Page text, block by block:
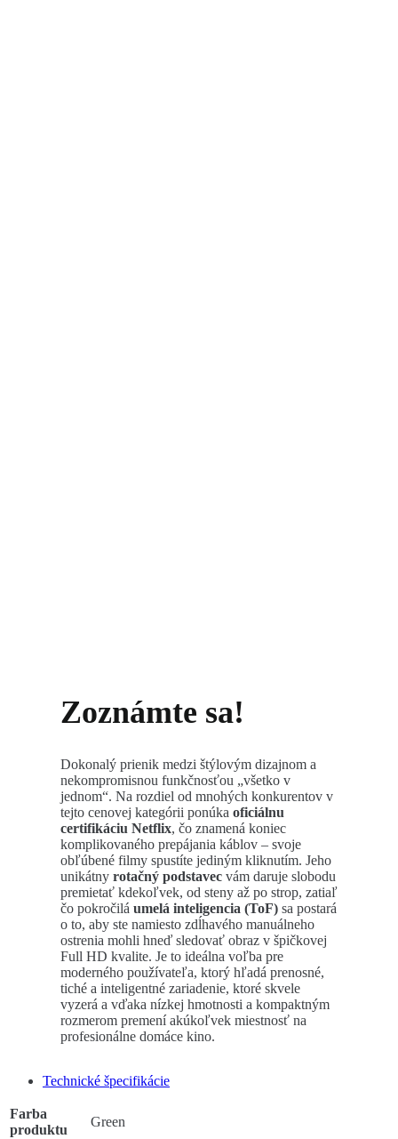
Zoznámte sa!
Dokonalý prienik medzi štýlovým dizajnom a
nekompromisnou funkčnosťou „všetko v
jednom“. Na rozdiel od mnohých konkurentov v
tejto cenovej kategórii ponúka oficiálnu
certifikáciu Netflix, čo znamená koniec
komplikovaného prepájania káblov – svoje
obľúbené filmy spustíte jediným kliknutím. Jeho
unikátny rotačný podstavec vám daruje slobodu
premietať kdekoľvek, od steny až po strop, zatiaľ
čo pokročilá umelá inteligencia (ToF) sa postará
o to, aby ste namiesto zdĺhavého manuálneho
ostrenia mohli hneď sledovať obraz v špičkovej
Full HD kvalite. Je to ideálna voľba pre
moderného používateľa, ktorý hľadá prenosné,
tiché a inteligentné zariadenie, ktoré skvele
vyzerá a vďaka nízkej hmotnosti a kompaktným
rozmerom premení akúkoľvek miestnosť na
profesionálne domáce kino.
Technické špecifikácie
Farba
produktu
Green